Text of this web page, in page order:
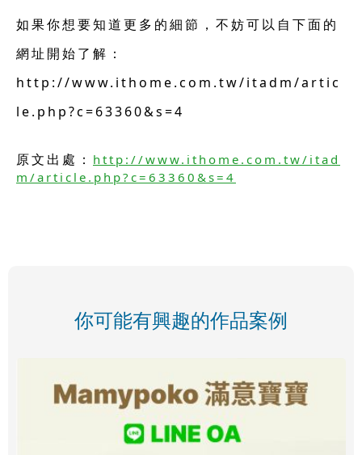
如果你想要知道更多的細節，不妨可以自下面的
網址開始了解：
http://www.ithome.com.tw/itadm/artic
le.php?c=63360&s=4
原文出處： http://www.ithome.com.tw/itad
m/article.php?c=63360&s=4
你可能有興趣的作品案例